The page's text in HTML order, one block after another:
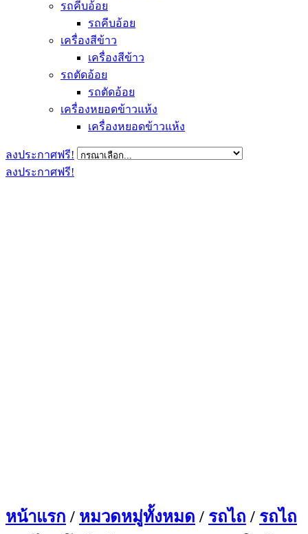
รถคีบอ้อย
รถคีบอ้อย
เครื่องสีข้าว
เครื่องสีข้าว
รถตัดอ้อย
รถตัดอ้อย
เครื่องหยอดข้าวแห้ง
เครื่องหยอดข้าวแห้ง
ลงประกาศฟรี!
ลงประกาศฟรี!
หน้าแรก / หมวดหมู่ทั้งหมด / รถไถ / รถไถ